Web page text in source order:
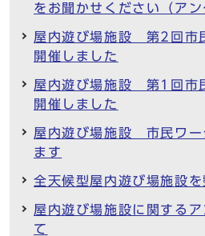
をお聞かせください（アン
屋内遊び場施設 第2回市
開催しました
屋内遊び場施設 第1回市
開催しました
屋内遊び場施設 市民ワー
ます
全天候型屋内遊び場施設
屋内遊び場施設に関する
て